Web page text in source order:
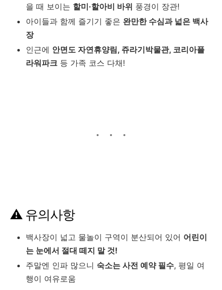
을 때 보이는 할미·할아비 바위 풍경이 장관!
아이들과 함께 즐기기 좋은 완만한 수심과 넓은 백사
장
인근에 안면도 자연휴양림, 쥬라기박물관, 코리아플
라워파크 등 가족 코스 다채!
⚠️ 유의사항
백사장이 넓고 물놀이 구역이 분산되어 있어 어린이
는 눈에서 절대 떼지 말 것!
주말엔 인파 많으니 숙소는 사전 예약 필수, 평일 여
행이 여유로움